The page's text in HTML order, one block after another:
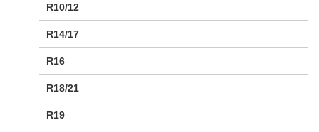
R10/12
R14/17
R16
R18/21
R19